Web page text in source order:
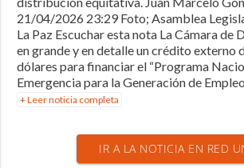
21/04/2026 23:29 Foto; Asamblea
La Paz Escuchar esta nota La Cámara de
en grande y en detalle un crédito externo
dólares para financiar el “Programa
Emergencia para la Generación de Empleo
+ Leer noticia completa
IR A LA NOTICIA EN RED